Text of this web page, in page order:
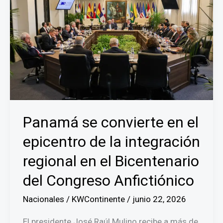
Panamá se convierte en el
epicentro de la integración
regional en el Bicentenario
del Congreso Anfictiónico
Nacionales / KWContinente / junio 22, 2026